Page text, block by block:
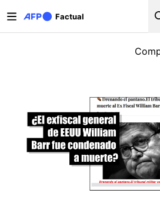
Factual
Solapas principales